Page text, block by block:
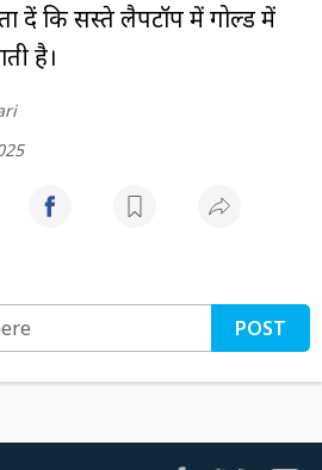
दें कि सस्ते लैपटॉप में गोल्ड में
है।
POST